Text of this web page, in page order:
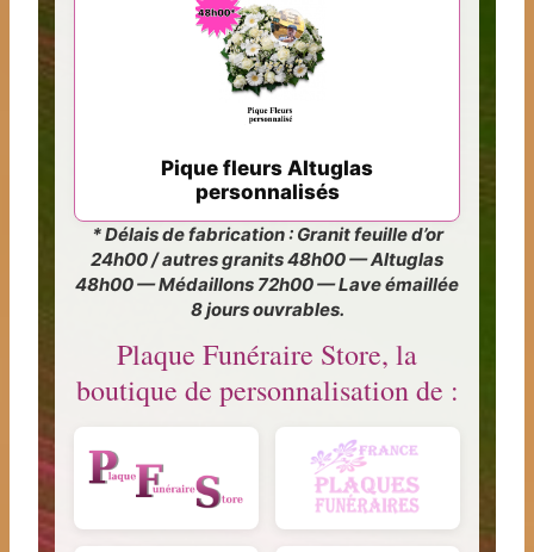
Pique fleurs Altuglas
personnalisés
* Délais de fabrication : Granit feuille d’or
24h00 / autres granits 48h00 — Altuglas
48h00 — Médaillons 72h00 — Lave émaillée
8 jours ouvrables.
Plaque Funéraire Store, la
boutique de personnalisation de :